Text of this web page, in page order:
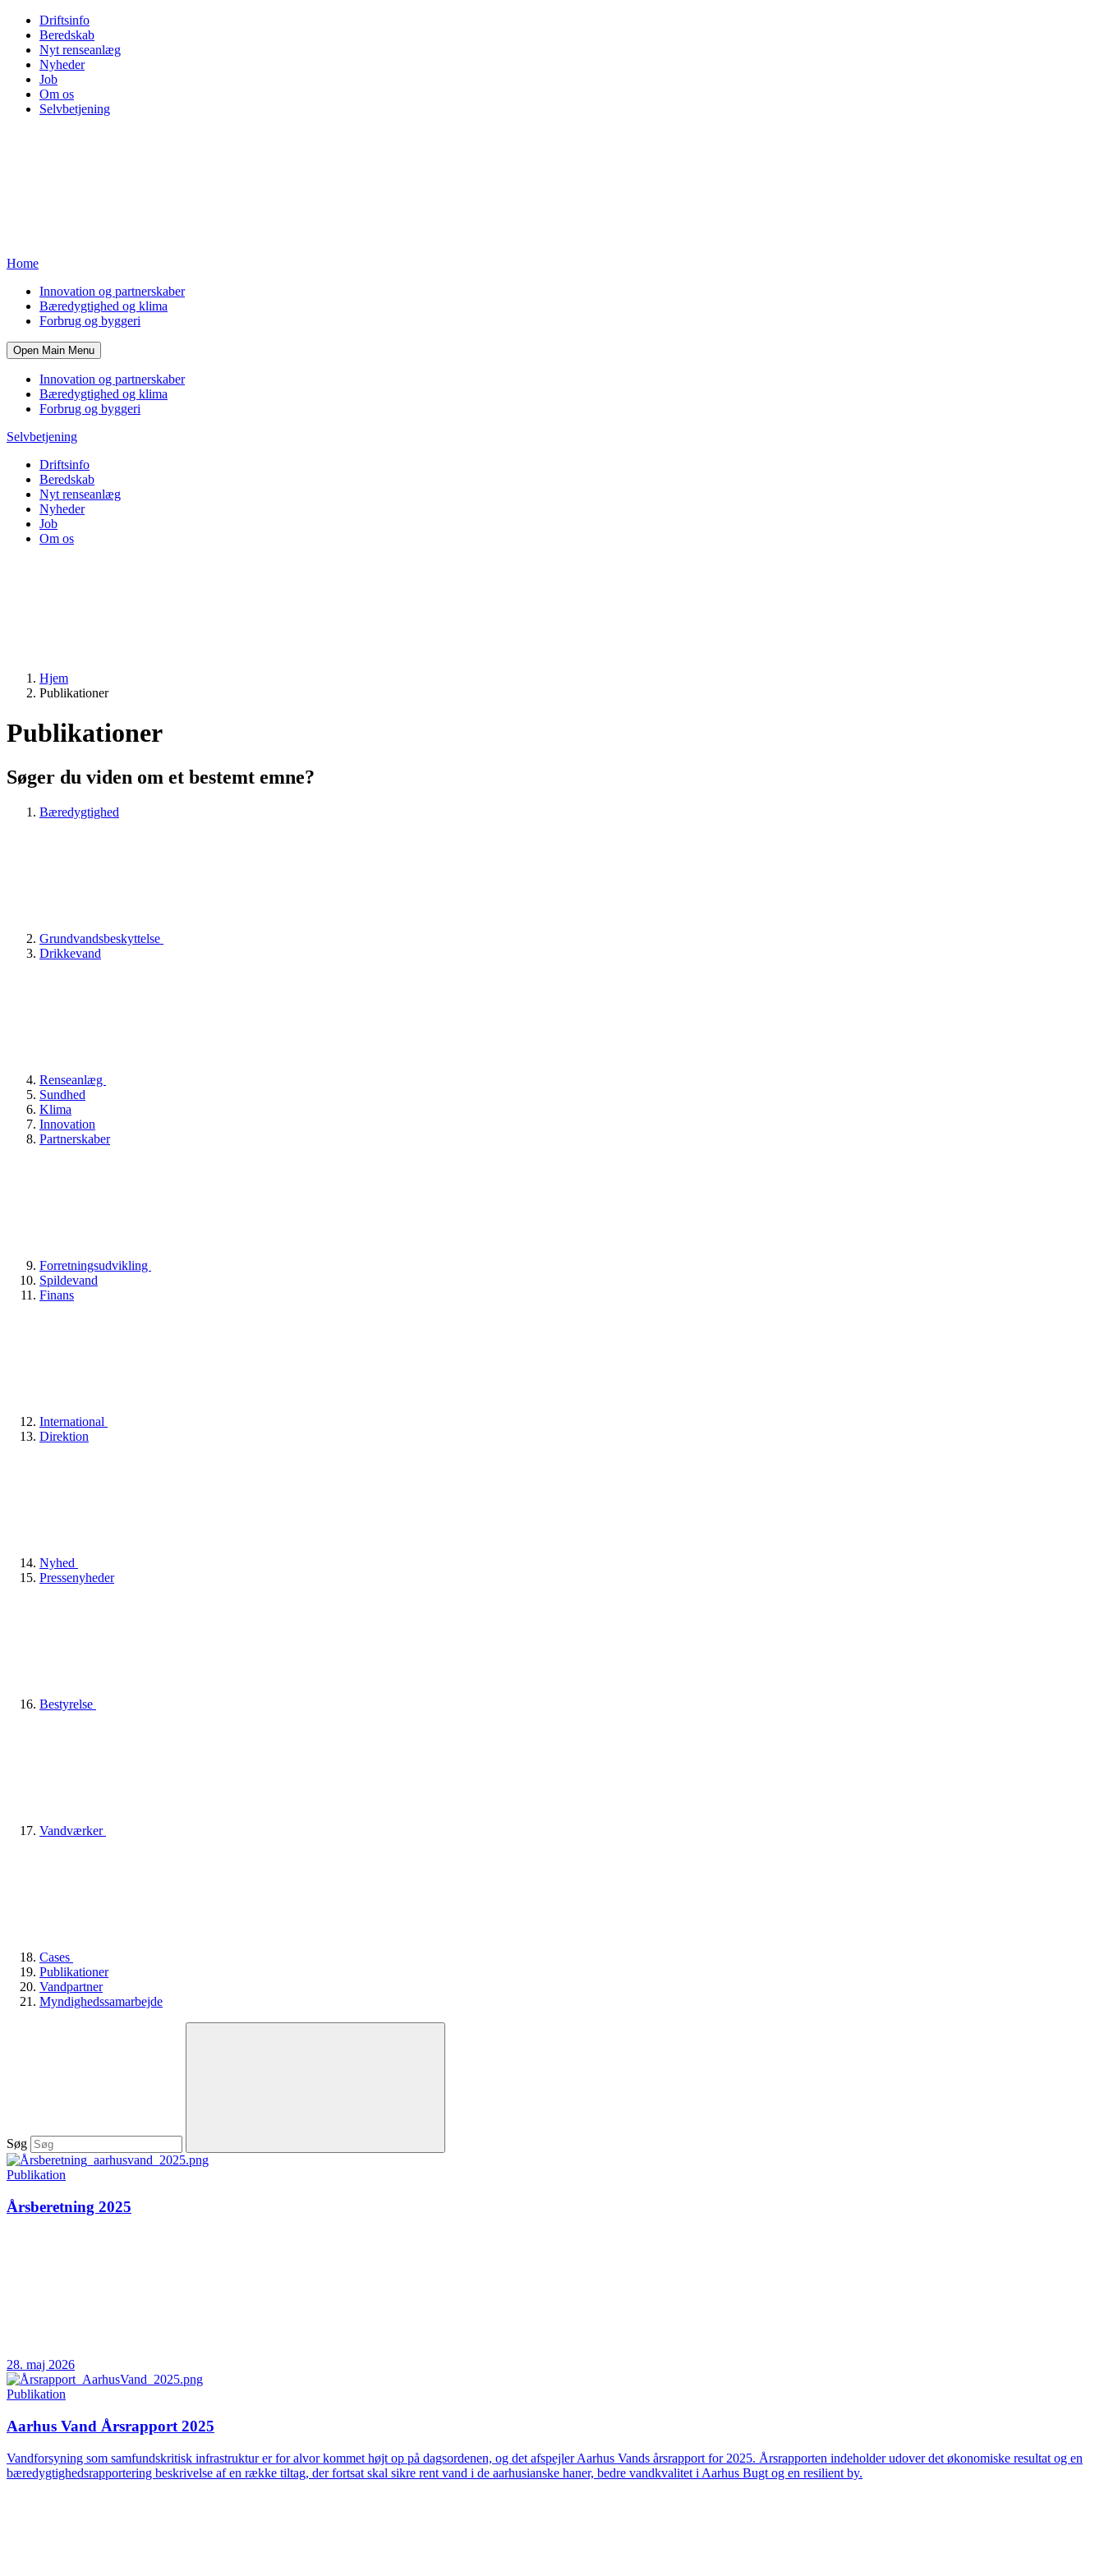
Driftsinfo
Beredskab
Nyt renseanlæg
Nyheder
Job
Om os
Selvbetjening
Home
Innovation og partnerskaber
Bæredygtighed og klima
Forbrug og byggeri
Open Main Menu
Innovation og partnerskaber
Bæredygtighed og klima
Forbrug og byggeri
Selvbetjening
Driftsinfo
Beredskab
Nyt renseanlæg
Nyheder
Job
Om os
Hjem
Publikationer
Publikationer
Søger du viden om et bestemt emne?
Bæredygtighed
Grundvandsbeskyttelse
Drikkevand
Renseanlæg
Sundhed
Klima
Innovation
Partnerskaber
Forretningsudvikling
Spildevand
Finans
International
Direktion
Nyhed
Pressenyheder
Bestyrelse
Vandværker
Cases
Publikationer
Vandpartner
Myndighedssamarbejde
Søg
Publikation
Årsberetning 2025
28. maj 2026
Publikation
Aarhus Vand Årsrapport 2025
Vandforsyning som samfundskritisk infrastruktur er for alvor kommet højt op på dagsordenen, og det afspejler Aarhus Vands årsrapport for 2025. Årsrapporten indeholder udover det økonomiske resultat og en
bæredygtighedsrapportering beskrivelse af en række tiltag, der fortsat skal sikre rent vand i de aarhusianske haner, bedre vandkvalitet i Aarhus Bugt og en resilient by.